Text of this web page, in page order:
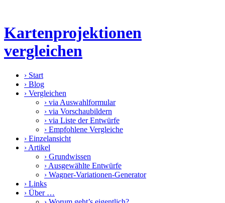
Kartenprojektionen
vergleichen
› Start
› Blog
› Vergleichen
› via Auswahlformular
› via Vorschaubildern
› via Liste der Entwürfe
› Empfohlene Vergleiche
› Einzelansicht
› Artikel
› Grundwissen
› Ausgewählte Entwürfe
› Wagner-Variationen-Generator
› Links
› Über …